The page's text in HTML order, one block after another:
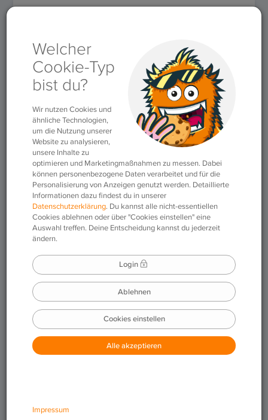
Für Lehrkräfte» Arbeitsblätter Arbeitsblatt #25 (Englisch)
Arbeitsblatt #25
(Englisch)
15.04.2019|Arbeitsblätter
Download